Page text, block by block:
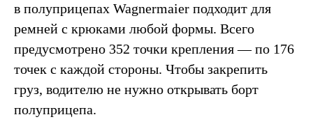
в полуприцепах Wagnermaier подходит для
ремней с крюками любой формы. Всего
предусмотрено 352 точки крепления — по 176
точек с каждой стороны. Чтобы закрепить
груз, водителю не нужно открывать борт
полуприцепа.